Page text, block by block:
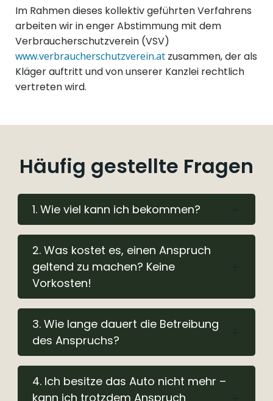
Im Rahmen dieses kollektiv geführten Verfahrens
arbeiten wir in enger Abstimmung mit dem
Verbraucherschutzverein (VSV)
www.verbraucherschutzverein.at zusammen, der als
Kläger auftritt und von unserer Kanzlei rechtlich
vertreten wird.
Häufig gestellte Fragen
1. Wie viel kann ich bekommen?
2. Was kostet es, einen Anspruch
geltend zu machen? Keine
Vorkosten!
3. Wie lange dauert die Betreibung
des Anspruchs?
4. Ich besitze das Auto nicht mehr –
kann ich trotzdem Anspruch